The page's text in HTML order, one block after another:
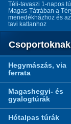
Téli-tavaszi 1-napos
Magas-Tátrában a
menedékházhoz és
tavi katlanhoz
Csoportoknak
Hegymászás, via
ferrata
Magashegyi- és
gyalogtúrák
Hótalpas túrák